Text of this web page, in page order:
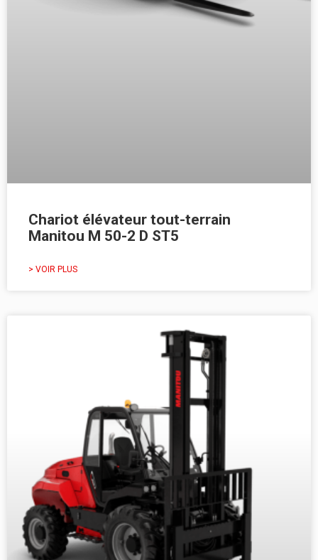
Chariot élévateur tout-terrain
Manitou M 50-2 D ST5
> VOIR PLUS